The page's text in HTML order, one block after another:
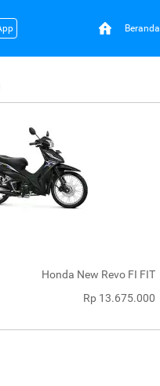
Beranda
Honda New Revo FI FIT
Rp 13.675.000